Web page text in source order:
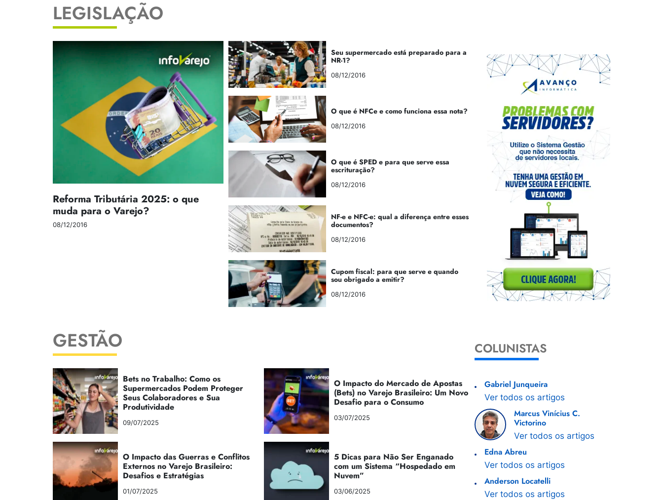
LEGISLAÇÃO
Reforma Tributária 2025: o que
muda para o Varejo?
08/12/2016
Seu supermercado está preparado para a
NR-1?
08/12/2016
O que é NFCe e como funciona essa nota?
08/12/2016
O que é SPED e para que serve essa
escrituração?
08/12/2016
NF-e e NFC-e: qual a diferença entre esses
documentos?
08/12/2016
Cupom fiscal: para que serve e quando
sou obrigado a emitir?
08/12/2016
GESTÃO
Bets no Trabalho: Como os
Supermercados Podem Proteger
Seus Colaboradores e Sua
Produtividade
09/07/2025
O Impacto do Mercado de Apostas
(Bets) no Varejo Brasileiro: Um Novo
Desafio para o Consumo
03/07/2025
O Impacto das Guerras e Conflitos
Externos no Varejo Brasileiro:
Desafios e Estratégias
01/07/2025
5 Dicas para Não Ser Enganado
com um Sistema “Hospedado em
Nuvem”
03/06/2025
COLUNISTAS
Gabriel Junqueira
Ver todos os artigos
Marcus Vinícius C.
Victorino
Ver todos os artigos
Edna Abreu
Ver todos os artigos
Anderson Locatelli
Ver todos os artigos